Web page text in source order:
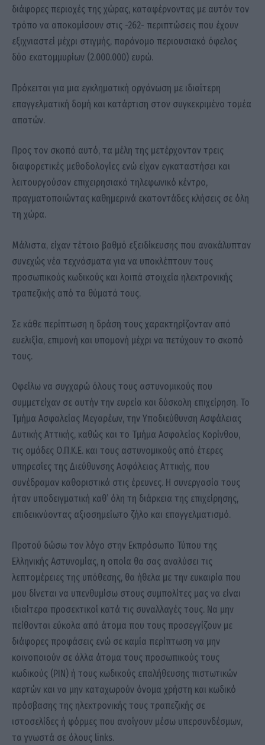
διάφορες περιοχές της χώρας, καταφέρνοντας με αυτόν τον
τρόπο να αποκομίσουν στις -262- περιπτώσεις που έχουν
εξιχνιαστεί μέχρι στιγμής, παράνομο περιουσιακό όφελος
δύο εκατομμυρίων (2.000.000) ευρώ.
Πρόκειται για μια εγκληματική οργάνωση με ιδιαίτερη
επαγγελματική δομή και κατάρτιση στον συγκεκριμένο τομέα
απατών.
Προς τον σκοπό αυτό, τα μέλη της μετέρχονταν τρεις
διαφορετικές μεθοδολογίες ενώ είχαν εγκαταστήσει και
λειτουργούσαν επιχειρησιακό τηλεφωνικό κέντρο,
πραγματοποιώντας καθημερινά εκατοντάδες κλήσεις σε όλη
τη χώρα.
Μάλιστα, είχαν τέτοιο βαθμό εξειδίκευσης που ανακάλυπταν
συνεχώς νέα τεχνάσματα για να υποκλέπτουν τους
προσωπικούς κωδικούς και λοιπά στοιχεία ηλεκτρονικής
τραπεζικής από τα θύματά τους.
Σε κάθε περίπτωση η δράση τους χαρακτηρίζονταν από
ευελιξία, επιμονή και υπομονή μέχρι να πετύχουν το σκοπό
τους.
Οφείλω να συγχαρώ όλους τους αστυνομικούς που
συμμετείχαν σε αυτήν την ευρεία και δύσκολη επιχείρηση. Το
Τμήμα Ασφαλείας Μεγαρέων, την Υποδιεύθυνση Ασφάλειας
Δυτικής Αττικής, καθώς και το Τμήμα Ασφαλείας Κορίνθου,
τις ομάδες Ο.Π.Κ.Ε. και τους αστυνομικούς από έτερες
υπηρεσίες της Διεύθυνσης Ασφάλειας Αττικής, που
συνέδραμαν καθοριστικά στις έρευνες. Η συνεργασία τους
ήταν υποδειγματική καθ’ όλη τη διάρκεια της επιχείρησης,
επιδεικνύοντας αξιοσημείωτο ζήλο και επαγγελματισμό.
Προτού δώσω τον λόγο στην Εκπρόσωπο Τύπου της
Ελληνικής Αστυνομίας, η οποία θα σας αναλύσει τις
λεπτομέρειες της υπόθεσης, θα ήθελα με την ευκαιρία που
μου δίνεται να υπενθυμίσω στους συμπολίτες μας να είναι
ιδιαίτερα προσεκτικοί κατά τις συναλλαγές τους. Να μην
πείθονται εύκολα από άτομα που τους προσεγγίζουν με
διάφορες προφάσεις ενώ σε καμία περίπτωση να μην
κοινοποιούν σε άλλα άτομα τους προσωπικούς τους
κωδικούς (ΡΙΝ) ή τους κωδικούς επαλήθευσης πιστωτικών
καρτών και να μην καταχωρούν όνομα χρήστη και κωδικό
πρόσβασης της ηλεκτρονικής τους τραπεζικής σε
ιστοσελίδες ή φόρμες που ανοίγουν μέσω υπερσυνδέσμων,
τα γνωστά σε όλους links.